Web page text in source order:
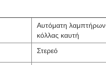
Αυτόματη
κόλλας καυτή
Στερεό